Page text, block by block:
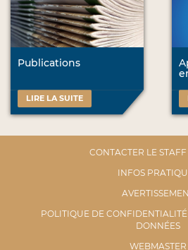
Publications
LIRE LA SUITE
CONTACTER LE
INFOS
POLITIQUE DE
DONNÉES
WEBMASTER